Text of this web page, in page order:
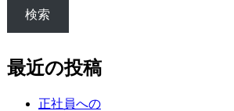
検索
最近の投稿
正社員への